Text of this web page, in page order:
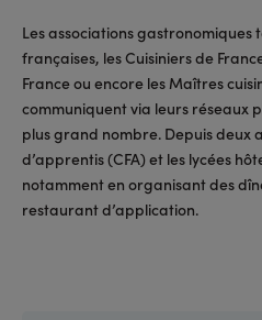
Les associations gastronomiques
françaises, les Cuisiniers de
France ou encore les Maîtres
communiquent via leurs réseaux
plus grand nombre. Depuis deux
d’apprentis (CFA) et les lycées
notamment en organisant des
restaurant d’application.